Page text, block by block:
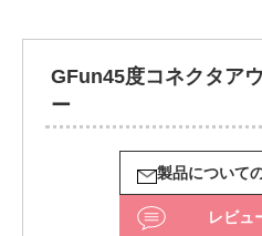
GFun45度コネクタア
ー
製品について
レビュ